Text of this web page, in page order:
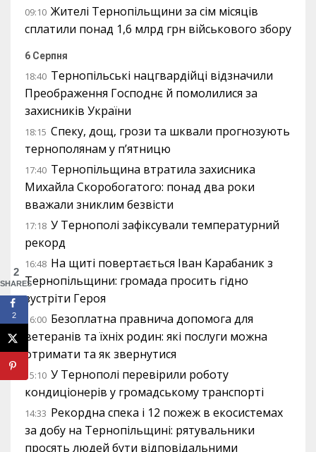
09:10 Жителі Тернопільщини за сім місяців
сплатили понад 1,6 млрд грн військового збору
6 Серпня
18:40 Тернопільські нацгвардійці відзначили
Преображення Господнє й помолилися за
захисників України
18:15 Спеку, дощ, грози та шквали прогнозують
тернополянам у п’ятницю
17:40 Тернопільщина втратила захисника
Михайла Скоробогатого: понад два роки
вважали зниклим безвісти
17:18 У Тернополі зафіксували температурний
рекорд
16:48 На щиті повертається Іван Карабаник з
Тернопільщини: громада просить гідно
зустріти Героя
16:00 Безоплатна правнича допомога для
ветеранів та їхніх родин: які послуги можна
отримати та як звернутися
15:10 У Тернополі перевірили роботу
кондиціонерів у громадському транспорті
14:33 Рекордна спека і 12 пожеж в екосистемах
за добу на Тернопільщині: рятувальники
просять людей бути відповідальними
2
SHARES
2